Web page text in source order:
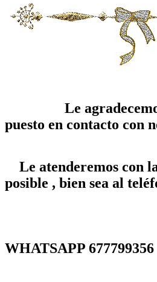
Le
puesto en contacto con
Le atenderemos con
posible , bien sea al
WHATSAPP 677799356